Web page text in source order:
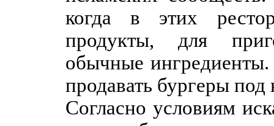
когда в этих
продукты, для
обычные
продавать бургеры
Согласно условиям